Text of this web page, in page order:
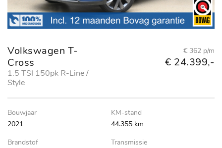
Volkswagen T-
Cross
1.5 TSI 150pk R-Line /
Style
€ 362 p/m
€ 24.399,-
Bouwjaar
2021
KM-stand
44.355 km
Brandstof
Transmissie